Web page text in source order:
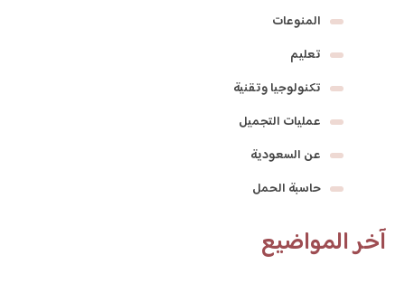
المنوعات
تعليم
تكنولوجيا وتقنية
عمليات التجميل
عن السعودية
حاسبة الحمل
آخر المواضيع